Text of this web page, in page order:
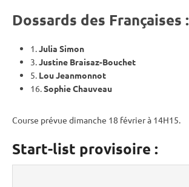
Dossards des Françaises :
1. Julia Simon
3. Justine Braisaz-Bouchet
5. Lou Jeanmonnot
16. Sophie Chauveau
Course prévue dimanche 18 février à 14H15.
Start-list provisoire :